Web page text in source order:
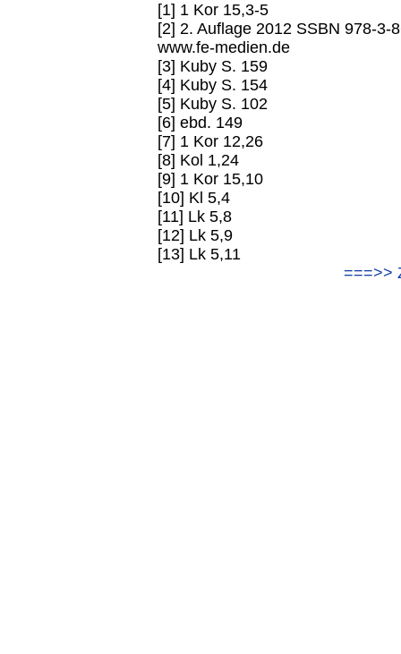
[1] 1 Kor 15,3-5
[2] 2. Auflage 2012 SSBN 978-
www.fe-medien.de
[3] Kuby S. 159
[4] Kuby S. 154
[5] Kuby S. 102
[6] ebd. 149
[7] 1 Kor 12,26
[8] Kol 1,24
[9] 1 Kor 15,10
[10] Kl 5,4
[11] Lk 5,8
[12] Lk 5,9
[13] Lk 5,11
===>>